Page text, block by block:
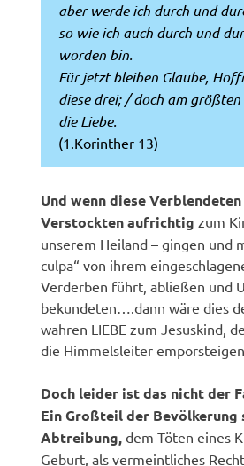
aber werde ich durch und
so wie ich auch durch und
worden bin.
Für jetzt bleiben Glaube,
diese drei; / doch am
die Liebe.
(1.Korinther 13)
Und wenn diese Verblendeten
Verstockten aufrichtigzum
unserem Heiland – gingen und
culpa“ von ihrem
Verderben führt, abließen und
bekundeten….dann wäre dies
wahren LIEBE zum Jesuskind,
die Himmelsleiter
Doch leider ist das nicht der
Ein Großteil der Bevölkerung
Abtreibung, dem Töten eines
Geburt, als vermeintliches